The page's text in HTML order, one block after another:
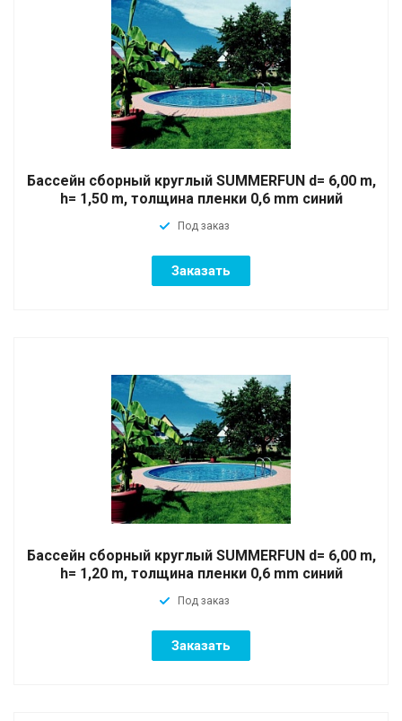
Бассейн сборный круглый SUMMERFUN d= 6,00 m,
h= 1,50 m, толщина пленки 0,6 mm синий
Под заказ
Заказать
Бассейн сборный круглый SUMMERFUN d= 6,00 m,
h= 1,20 m, толщина пленки 0,6 mm синий
Под заказ
Заказать